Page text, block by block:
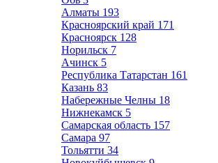
Алматы 193
Красноярский край 171
Красноярск 128
Норильск 7
Ачинск 5
Республика Татарстан 161
Казань 83
Набережные Челны 18
Нижнекамск 5
Самарская область 157
Самара 97
Тольятти 34